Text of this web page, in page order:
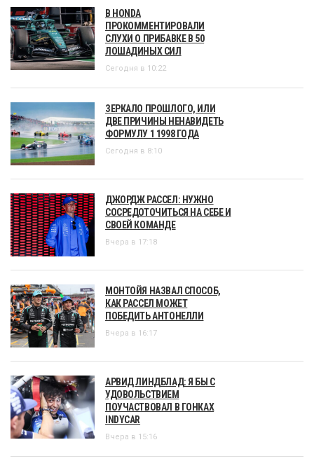
В HONDA
ПРОКОММЕНТИРОВАЛИ
СЛУХИ О ПРИБАВКЕ В 50
ЛОШАДИНЫХ СИЛ
Сегодня в 10:22
ЗЕРКАЛО ПРОШЛОГО, ИЛИ
ДВЕ ПРИЧИНЫ НЕНАВИДЕТЬ
ФОРМУЛУ 1 1998 ГОДА
Сегодня в 8:10
ДЖОРДЖ РАССЕЛ: НУЖНО
СОСРЕДОТОЧИТЬСЯ НА СЕБЕ И
СВОЕЙ КОМАНДЕ
Вчера в 17:18
МОНТОЙЯ НАЗВАЛ СПОСОБ,
КАК РАССЕЛ МОЖЕТ
ПОБЕДИТЬ АНТОНЕЛЛИ
Вчера в 16:17
АРВИД ЛИНДБЛАД: Я БЫ С
УДОВОЛЬСТВИЕМ
ПОУЧАСТВОВАЛ В ГОНКАХ
INDYCAR
Вчера в 15:16